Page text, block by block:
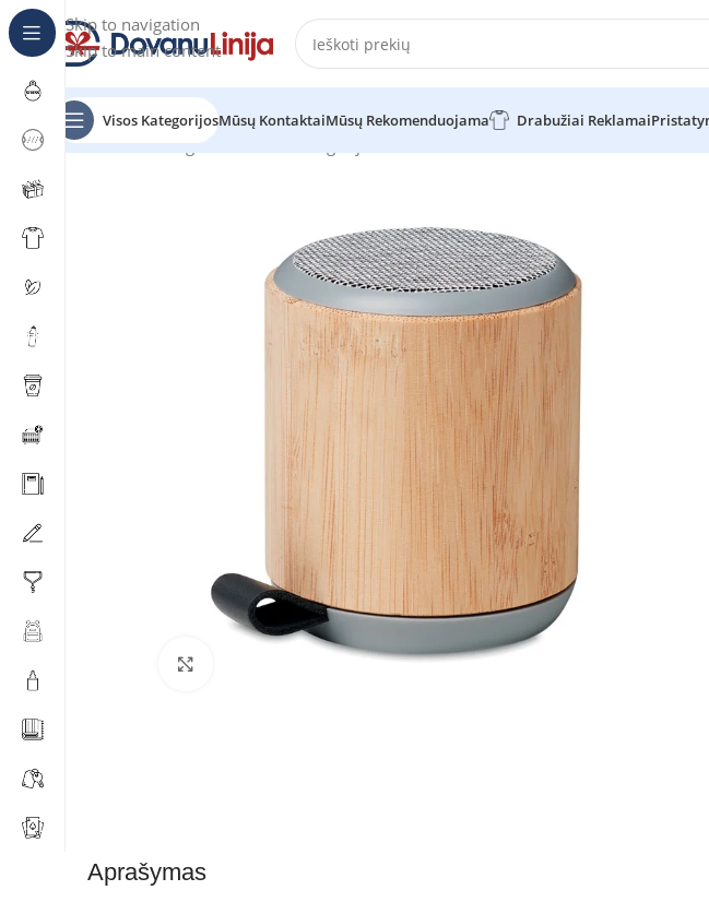
Skip to navigation
Skip to main content
Visos KategorijosMūsų KontaktaiMūsų Rekomenduojama Drabužiai Reklamai
Pradžia Katalogas
Aprašymas